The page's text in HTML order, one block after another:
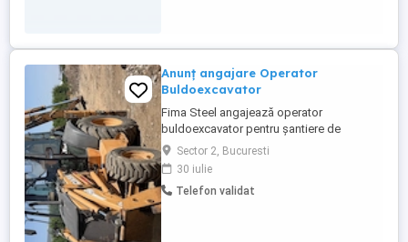
Anunț angajare Operator
Buldoexcavator
Fima Steel angajează operator
buldoexcavator pentru șantiere de
construcții civile și industriale. Cerințe:
Atestat certificat de operator
buldoexcavator (valabil) Experiență
minimă 2-3 ani pe utilaj similar Cunoștințe
Sector 2, Bucuresti
30 iulie
Telefon validat